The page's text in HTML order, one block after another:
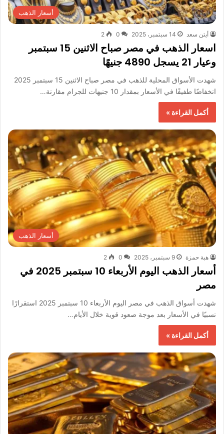
أسعار الذهب
أيتن سعد 14 سبتمبر، 2025 0
2
اسعار الذهب في مصر صباح الاثنين 15 سبتمبر
وعيار 21 يسجل 4890 جنيهًا
شهدت الأسواق المحلية للذهب في مصر صباح الاثنين 15 سبتمبر 2025
انخفاضًا طفيفًا في الأسعار بمقدار 10 جنيهات للجرام مقارنة…
أكمل القراءة »
أسعار الذهب
هبة حمزة 9 سبتمبر، 2025 0
2
أسعار الذهب اليوم الأربعاء 10 سبتمبر 2025 في
مصر
شهدت أسواق الذهب في مصر اليوم الأربعاء 10 سبتمبر 2025 استقرارًا
نسبيًا في الأسعار بعد موجة صعود قوية خلال الأيام…
أكمل القراءة »